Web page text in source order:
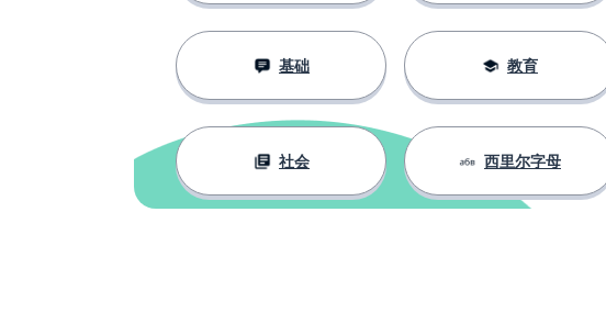
基础 教育
社会 西里尔字母